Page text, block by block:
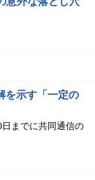
を示す「一定の
までに共同通信の